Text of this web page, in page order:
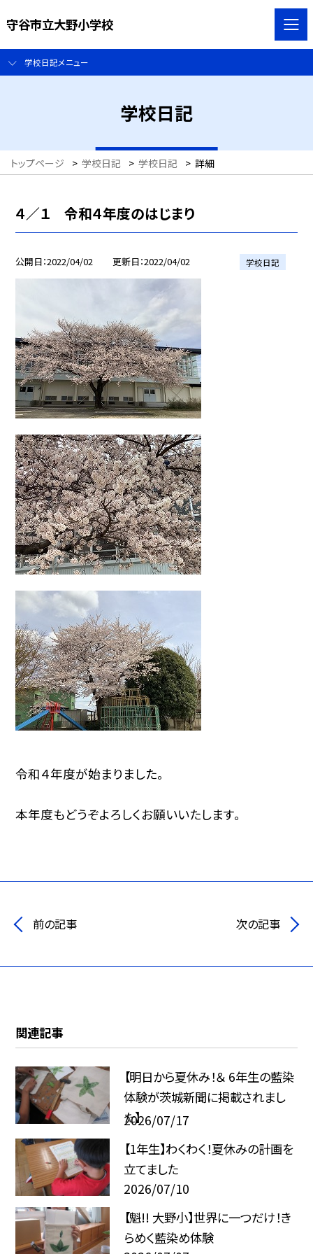
守谷市立大野小学校
学校日記メニュー
学校日記
トップページ > 学校日記 > 学校日記 > 詳細
４／１ 令和４年度のはじまり
公開日 2022/04/02 更新日 2022/04/02 学校日記
令和４年度が始まりました。
本年度もどうぞよろしくお願いいたします。
前の記事 次の記事
関連記事
【明日から夏休み！＆ 6年生の藍染
体験が茨城新聞に掲載されまし
た】
2026/07/17
【1年生】わくわく！夏休みの計画を
立てました
2026/07/10
【魁!! 大野小】世界に一つだけ！き
らめく藍染め体験